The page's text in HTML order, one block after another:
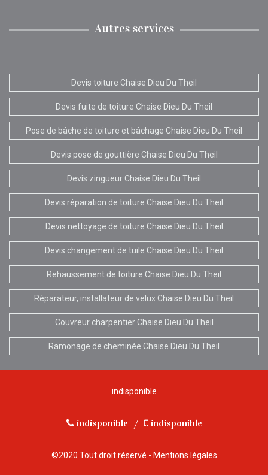
Autres services
Devis toiture Chaise Dieu Du Theil
Devis fuite de toiture Chaise Dieu Du Theil
Pose de bâche de toiture et bâchage Chaise Dieu Du Theil
Devis pose de gouttière Chaise Dieu Du Theil
Devis zingueur Chaise Dieu Du Theil
Devis réparation de toiture Chaise Dieu Du Theil
Devis nettoyage de toiture Chaise Dieu Du Theil
Devis changement de tuile Chaise Dieu Du Theil
Rehaussement de toiture Chaise Dieu Du Theil
Réparateur, installateur de velux Chaise Dieu Du Theil
Couvreur charpentier Chaise Dieu Du Theil
Ramonage de cheminée Chaise Dieu Du Theil
indisponible
indisponible / indisponible
©2020 Tout droit réservé - Mentions légales